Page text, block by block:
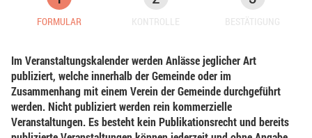
FORMULAR KONTROLLE BESTÄTIGUNG
Im Veranstaltungskalender werden Anlässe jeglicher Art
publiziert, welche innerhalb der Gemeinde oder im
Zusammenhang mit einem Verein der Gemeinde durchgeführt
werden. Nicht publiziert werden rein kommerzielle
Veranstaltungen. Es besteht kein Publikationsrecht und bereits